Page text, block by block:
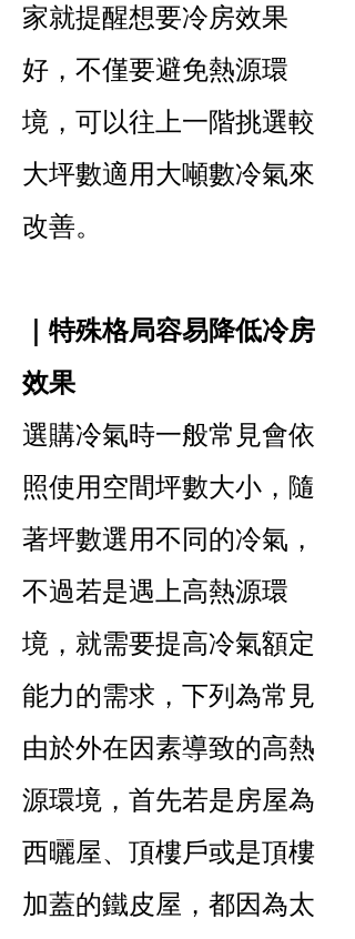
家就提醒想要冷房效果
好，不僅要避免熱源環
境，可以往上一階挑選較
大坪數適用大噸數冷氣來
改善。
｜特殊格局容易降低冷房
效果
選購冷氣時一般常見會依
照使用空間坪數大小，隨
著坪數選用不同的冷氣，
不過若是遇上高熱源環
境，就需要提高冷氣額定
能力的需求，下列為常見
由於外在因素導致的高熱
源環境，首先若是房屋為
西曬屋、頂樓戶或是頂樓
加蓋的鐵皮屋，都因為太